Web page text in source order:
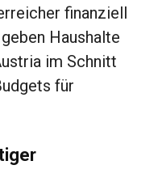
finanziell
Haushalte
im Schnitt
für